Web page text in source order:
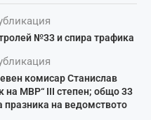
№33 и спира трафика
комисар Станислав
на МВР“ III степен; общо 33
празника на ведомството